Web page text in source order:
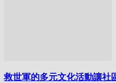
救世軍的多元文化活動讓社